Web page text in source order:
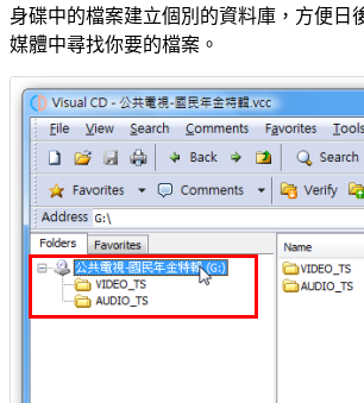
身碟中的檔案建立個別的資料庫，方便日
媒體中尋找你要的檔案。